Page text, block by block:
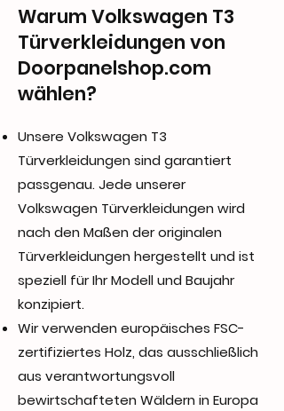
Warum Volkswagen T3
Türverkleidungen von
Doorpanelshop.com
wählen?
Unsere Volkswagen T3
Türverkleidungen sind garantiert
passgenau. Jede unserer
Volkswagen Türverkleidungen wird
nach den Maßen der originalen
Türverkleidungen hergestellt und ist
speziell für Ihr Modell und Baujahr
konzipiert.
Wir verwenden europäisches FSC-
zertifiziertes Holz, das ausschließlich
aus verantwortungsvoll
bewirtschafteten Wäldern in Europa